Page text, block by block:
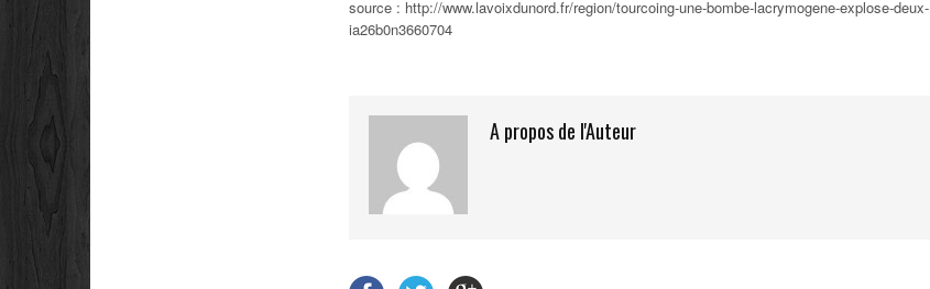
source : http://www.lavoixdunord.fr/region/tourcoing-une-bombe-lacrymogene-explose-deux-
ia26b0n3660704
A propos de l'Auteur